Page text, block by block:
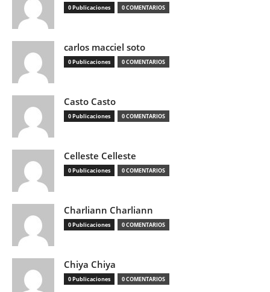
0 Publicaciones 0 COMENTARIOS
carlos macciel soto
0 Publicaciones 0 COMENTARIOS
Casto Casto
0 Publicaciones 0 COMENTARIOS
Celleste Celleste
0 Publicaciones 0 COMENTARIOS
Charliann Charliann
0 Publicaciones 0 COMENTARIOS
Chiya Chiya
0 Publicaciones 0 COMENTARIOS